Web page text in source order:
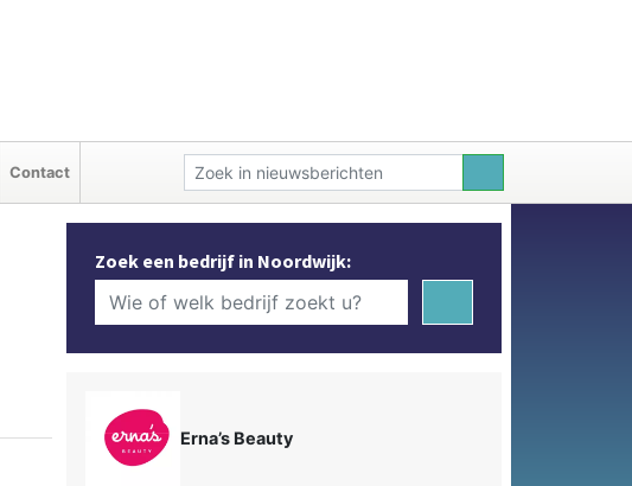
Contact
Zoek een bedrijf in Noordwijk:
Erna’s Beauty